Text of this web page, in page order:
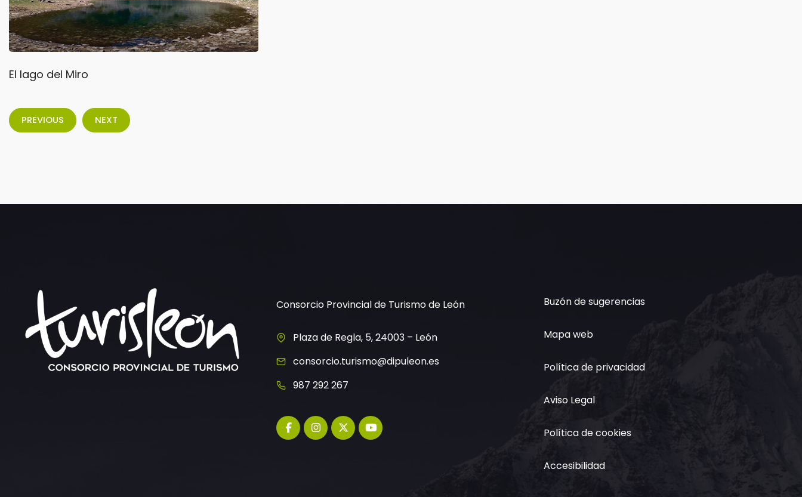
El lago del Miro
PREVIOUS NEXT
Consorcio Provincial de Turismo de León
Plaza de Regla, 5, 24003 – León
consorcio.turismo@dipuleon.es
987 292 267
Buzón de sugerencias
Mapa web
Política de privacidad
Aviso Legal
Política de cookies
Accesibilidad